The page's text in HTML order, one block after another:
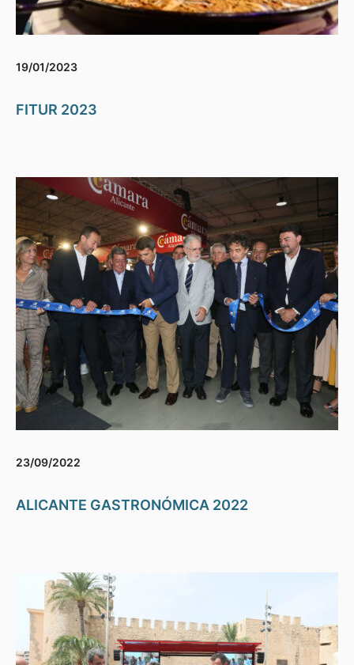
19/01/2023
FITUR 2023
23/09/2022
ALICANTE GASTRONÓMICA 2022